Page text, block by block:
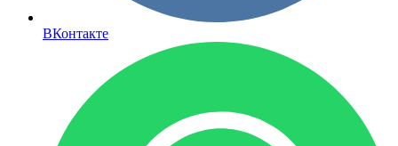
ВКонтакте